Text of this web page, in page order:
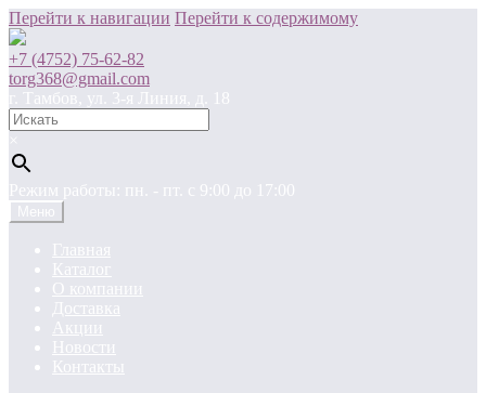
Перейти к навигации Перейти к содержимому
+7 (4752) 75-62-82
torg368@gmail.com
г. Тамбов, ул. 3-я Линия, д. 18
×
Режим работы: пн. - пт. c 9:00 до 17:00
Меню
Главная
Каталог
О компании
Доставка
Акции
Новости
Контакты